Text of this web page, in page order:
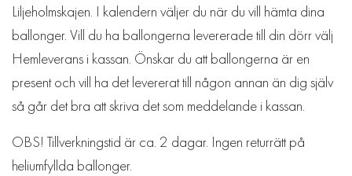
Liljeholmskajen. I kalendern väljer du när du vill hämta dina
ballonger. Vill du ha ballongerna levererade till din dörr välj
Hemleverans i kassan. Önskar du att ballongerna är en
present och vill ha det levererat till någon annan än dig själv
så går det bra att skriva det som meddelande i kassan.
OBS! Tillverkningstid är ca. 2 dagar. Ingen returrätt på
heliumfyllda ballonger.